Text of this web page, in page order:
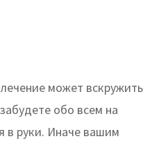
может вскружить
обо всем на
в руки. Иначе вашим